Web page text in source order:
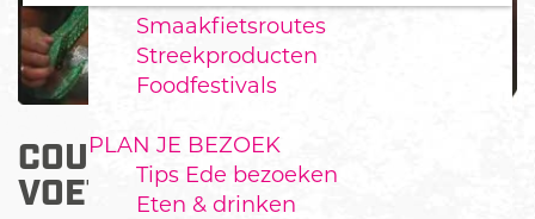
g
e
Smaakfietsroutes
Streekproducten
Foodfestivals
PLAN JE BEZOEK
Tips Ede bezoeken
Eten & drinken
COUNTRY BAND EN LIVE
VOETBAL